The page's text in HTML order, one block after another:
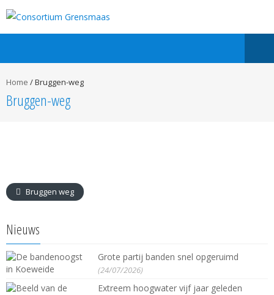
Home /Bruggen-weg
Bruggen-weg
Bruggen weg
Nieuws
Grote partij banden snel opgeruimd
(24/07/2026)
Extreem hoogwater vijf jaar geleden